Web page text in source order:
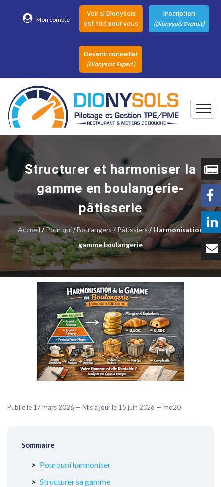
Mon compte
Voir si DionySols
est fait pour vous
Inscription
(Dionysols Gratuit)
Devenir conseiller
(Dionysols Expert)
Nos conseillers
DionySols
Nos versions
Nos autres
Solutions
Témoignages
Tarifs
Contact
Structurer et harmoniser la
gamme en boulangerie-
pâtisserie
Accueil/Pour qui/Boulangers / Pâtissiers / Harmonisation
gamme boulangerie
Publié le 17 mars 2026 — Mis à jour le 15 juin 2026 — md20
Sommaire
Pourquoi harmoniser
Structurer sa gamme